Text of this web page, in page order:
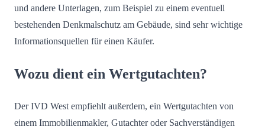
und andere Unterlagen, zum Beispiel zu einem eventuell
bestehenden Denkmalschutz am Gebäude, sind sehr wichtige
Informationsquellen für einen Käufer.
Wozu dient ein Wertgutachten?
Der IVD West empfiehlt außerdem, ein Wertgutachten von
einem Immobilienmakler, Gutachter oder Sachverständigen